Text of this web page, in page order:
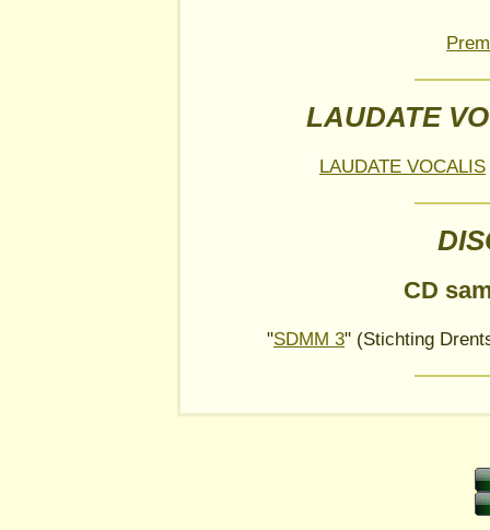
LAUDATE
LAUDATE VOCALIS
CD
"SDMM 3" (Stichting